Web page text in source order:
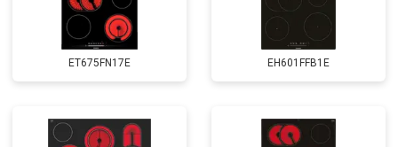
ET675FN17E EH601FFB1E